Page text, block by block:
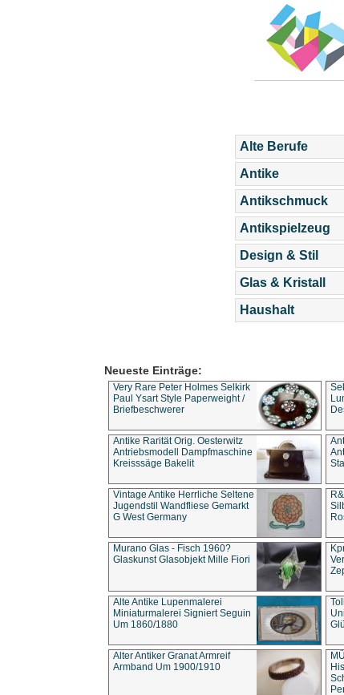
Alte Berufe
Antike
Antikschmuck
Antikspielzeug
Design & Stil
Glas & Kristall
Haushalt
Neueste Einträge:
Very Rare Peter Holmes Selkirk
Paul Ysart Style Paperweight /
Briefbeschwerer
Antike Rarität Orig. Oesterwitz
Antriebsmodell Dampfmaschine
Kreisssäge Bakelit
Vintage Antike Herrliche Seltene
Jugendstil Wandfliese Gemarkt
G West Germany
Murano Glas - Fisch 1960?
Glaskunst Glasobjekt Mille Fiori
Alte Antike Lupenmalerei
Miniaturmalerei Signiert Seguin
Um 1860/1880
Alter Antiker Granat Armreif
Armband Um 1900/1910